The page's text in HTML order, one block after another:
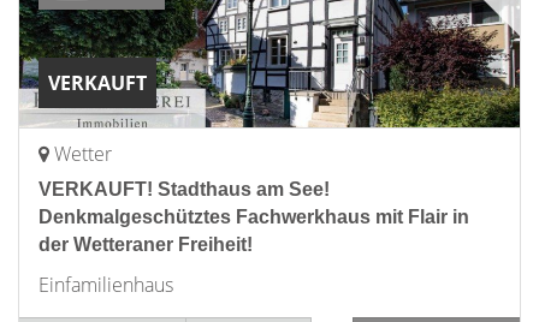
VERKAUFT
Wetter
VERKAUFT! Stadthaus am See!
Denkmalgeschütztes Fachwerkhaus mit Flair in
der Wetteraner Freiheit!
Einfamilienhaus